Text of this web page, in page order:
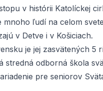
v histórii Katolíckej
mnoho ľudí na celom
v Detve i v Košiciach.
je jej zasvätených 5
stredná odborná škola
pre seniorov